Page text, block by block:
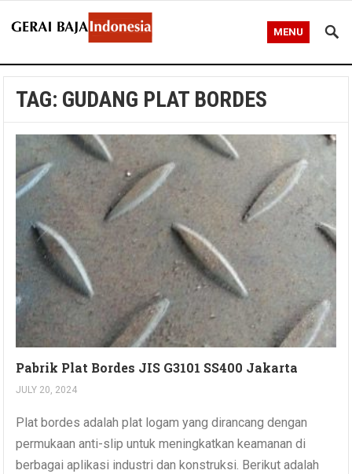
MENU
TAG: GUDANG PLAT BORDES
Pabrik Plat Bordes JIS G3101 SS400 Jakarta
JULY 20, 2024
Plat bordes adalah plat logam yang dirancang dengan
permukaan anti-slip untuk meningkatkan keamanan di
berbagai aplikasi industri dan konstruksi. Berikut adalah